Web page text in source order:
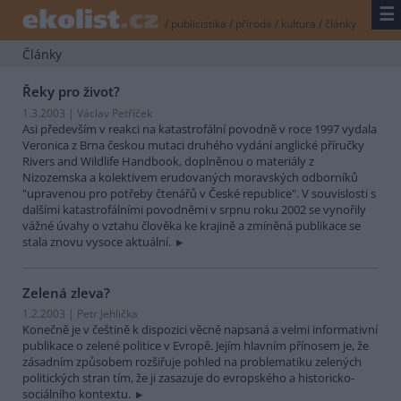
/ publicistika / příroda / kultura / články ☰
Články
Řeky pro život?
1.3.2003 | Václav Petříček
Asi především v reakci na katastrofální povodně v roce 1997 vydala
Veronica z Brna českou mutaci druhého vydání anglické příručky
Rivers and Wildlife Handbook, doplněnou o materiály z
Nizozemska a kolektivem erudovaných moravských odborníků
"upravenou pro potřeby čtenářů v České republice". V souvislosti s
dalšími katastrofálními povodněmi v srpnu roku 2002 se vynořily
vážné úvahy o vztahu člověka ke krajině a zmíněná publikace se
stala znovu vysoce aktuální.
Zelená zleva?
1.2.2003 | Petr Jehlička
Konečně je v češtině k dispozici věcně napsaná a velmi informativní
publikace o zelené politice v Evropě. Jejím hlavním přínosem je, že
zásadním způsobem rozšiřuje pohled na problematiku zelených
politických stran tím, že ji zasazuje do evropského a historicko-
sociálního kontextu.